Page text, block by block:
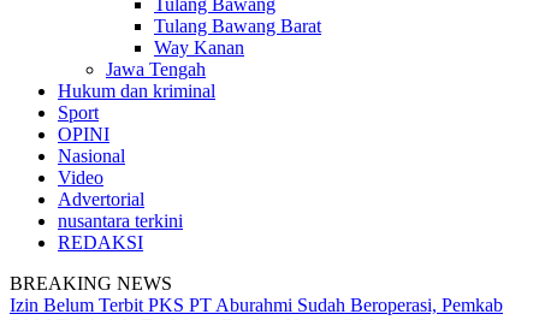
Tulang Bawang
Tulang Bawang Barat
Way Kanan
Jawa Tengah
Hukum dan kriminal
Sport
OPINI
Nasional
Video
Advertorial
nusantara terkini
REDAKSI
BREAKING NEWS
Izin Belum Terbit PKS PT Aburahmi Sudah Beroperasi, Pemkab